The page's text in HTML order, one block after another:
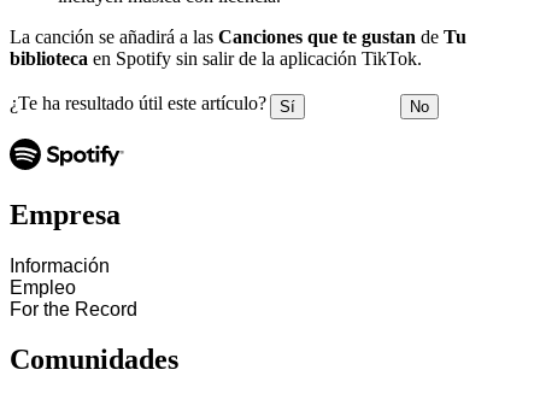
La canción se añadirá a las Canciones que te gustan de Tu
biblioteca en Spotify sin salir de la aplicación TikTok.
¿Te ha resultado útil este artículo? Sí No
Empresa
Información
Empleo
For the Record
Comunidades